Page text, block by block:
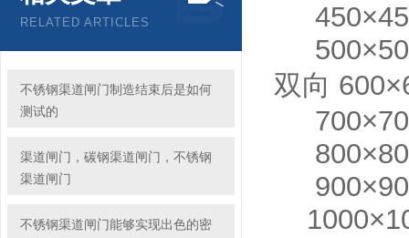
RELATED ARTICLES
不锈钢渠道闸门制造结束后是如何
测试的
渠道闸门，碳钢渠道闸门，不锈钢
渠道闸门
不锈钢渠道闸门能够实现出色的密
双向